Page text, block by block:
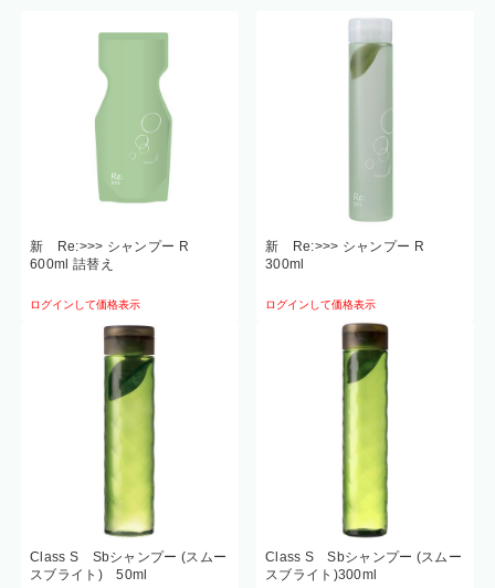
新 Re:>>> シャンプー R
600ml 詰替え
ログインして価格表示
新 Re:>>> シャンプー R
300ml
ログインして価格表示
Class S Sbシャンプー (スムー
スブライト) 50ml
Class S Sbシャンプー (スムー
スブライト)300ml